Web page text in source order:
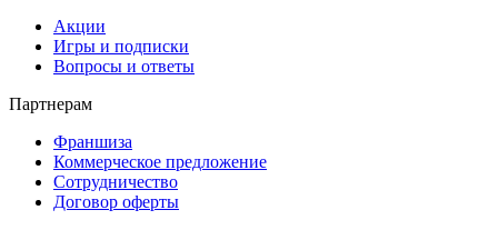
Акции
Игры и подписки
Вопросы и ответы
Партнерам
Франшиза
Коммерческое предложение
Сотрудничество
Договор оферты